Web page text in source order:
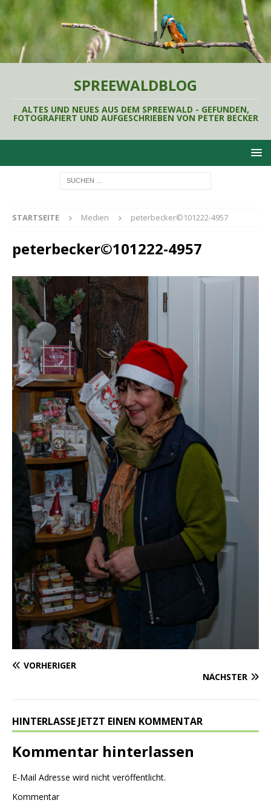
SPREEWALDBLOG
ALTES UND NEUES AUS DEM SPREEWALD - GEFUNDEN,
FOTOGRAFIERT UND AUFGESCHRIEBEN VON PETER BECKER
STARTSEITE Medien peterbecker©101222-4957
peterbecker©101222-4957
VORHERIGER
NÄCHSTER
HINTERLASSE JETZT EINEN KOMMENTAR
Kommentar hinterlassen
E-Mail Adresse wird nicht veröffentlicht.
Kommentar